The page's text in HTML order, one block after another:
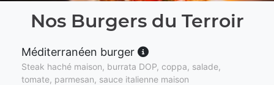
Nos Burgers du Terroir
Méditerranéen burger
Steak haché maison, burrata DOP, coppa, salade,
tomate, parmesan, sauce italienne maison